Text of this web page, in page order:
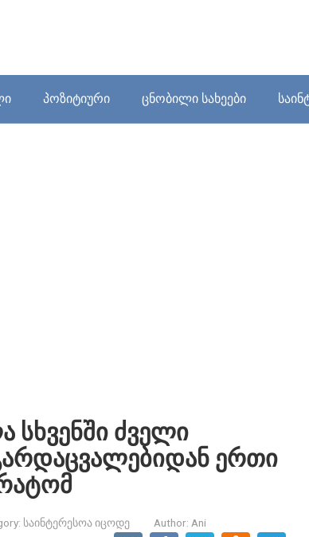
პოზიტიური ცნობილი სახეები
სხვენში ძველი
ერთი
საინტერესოა იცოდე Author: Ani